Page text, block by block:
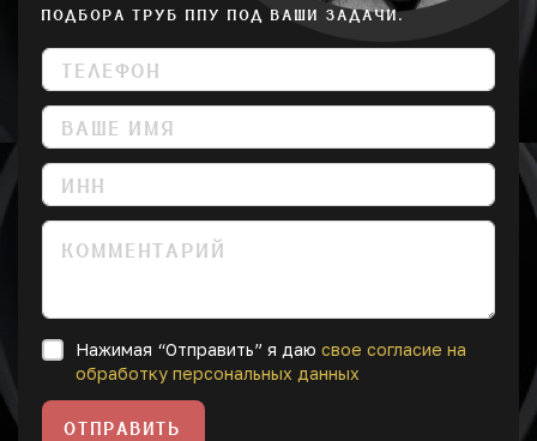
ПОДБОРА ТРУБ ППУ ПОД ВАШИ ЗАДАЧИ.
Нажимая “Отправить” я даю свое согласие на
обработку персональных данных
ОТПРАВИТЬ